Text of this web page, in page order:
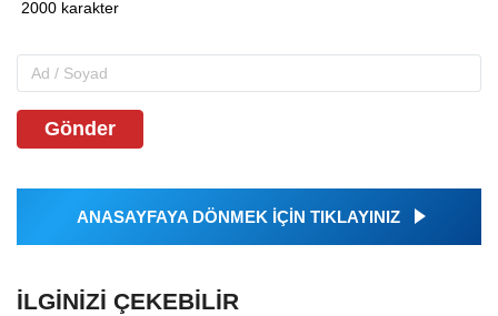
Gönder
ANASAYFAYA DÖNMEK İÇİN TIKLAYINIZ
İLGINIZI ÇEKEBILIR